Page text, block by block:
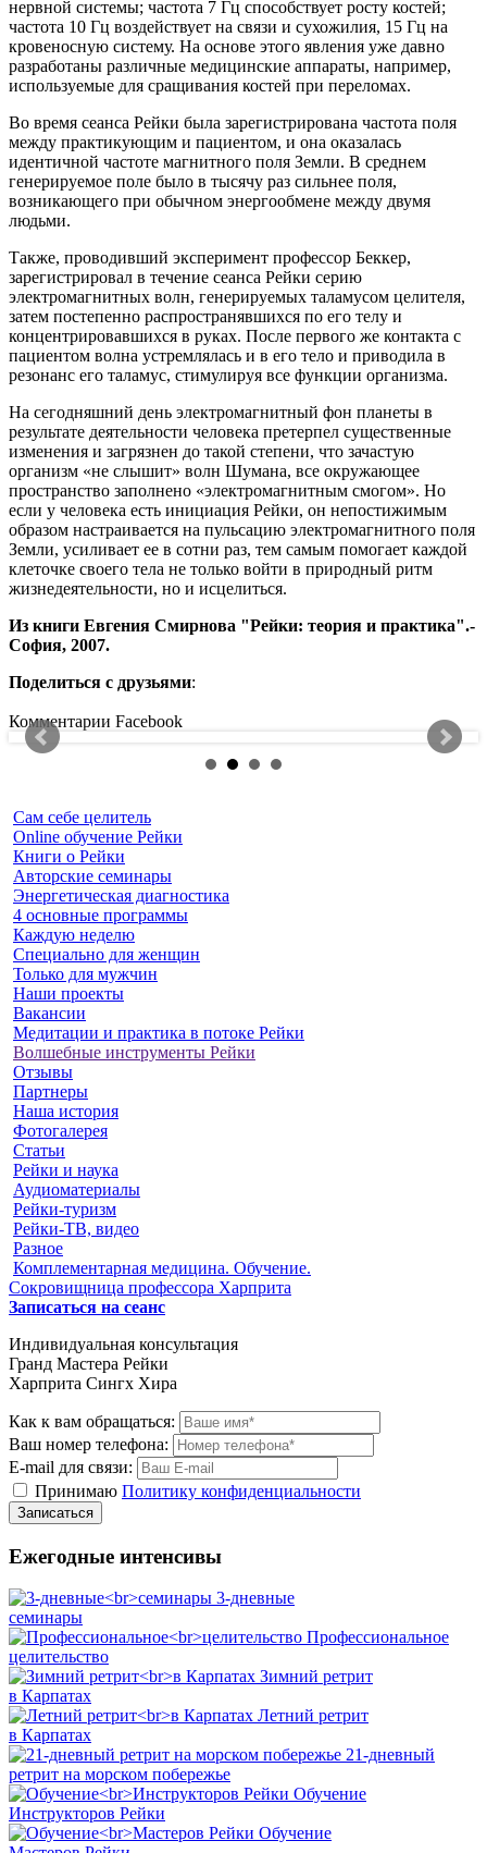
нервной системы; частота 7 Гц способствует росту костей;
частота 10 Гц воздействует на связи и сухожилия, 15 Гц на
кровеносную систему. На основе этого явления уже давно
разработаны различные медицинские аппараты, например,
используемые для сращивания костей при переломах.
Во время сеанса Рейки была зарегистрирована частота поля
между практикующим и пациентом, и она оказалась
идентичной частоте магнитного поля Земли. В среднем
генерируемое поле было в тысячу раз сильнее поля,
возникающего при обычном энергообмене между двумя
людьми.
Также, проводивший эксперимент профессор Беккер,
зарегистрировал в течение сеанса Рейки серию
электромагнитных волн, генерируемых таламусом целителя,
затем постепенно распространявшихся по его телу и
концентрировавшихся в руках. После первого же контакта с
пациентом волна устремлялась и в его тело и приводила в
резонанс его таламус, стимулируя все функции организма.
На сегодняшний день электромагнитный фон планеты в
результате деятельности человека претерпел существенные
изменения и загрязнен до такой степени, что зачастую
организм «не слышит» волн Шумана, все окружающее
пространство заполнено «электромагнитным смогом». Но
если у человека есть инициация Рейки, он непостижимым
образом настраивается на пульсацию электромагнитного поля
Земли, усиливает ее в сотни раз, тем самым помогает каждой
клеточке своего тела не только войти в природный ритм
жизнедеятельности, но и исцелиться.
Из книги Евгения Смирнова "Рейки: теория и практика".-
София, 2007.
Поделиться с друзьями:
Комментарии Facebook
Сам себе целитель
Online обучение Рейки
Книги о Рейки
Авторские семинары
Энергетическая диагностика
4 основные программы
Каждую неделю
Специально для женщин
Только для мужчин
Наши проекты
Вакансии
Медитации и практика в потоке Рейки
Волшебные инструменты Рейки
Отзывы
Партнеры
Наша история
Фотогалерея
Статьи
Рейки и наука
Аудиоматериалы
Рейки-туризм
Рейки-ТВ, видео
Разное
Комплементарная медицина. Обучение.
Сокровищница профессора Харприта
Записаться на сеанс
Индивидуальная консультация
Гранд Мастера Рейки
Харприта Сингх Хира
Как к вам обращаться:
Ваш номер телефона:
E-mail для связи:
Принимаю Политику конфиденциальности
Ежегодные интенсивы
3-дневные
семинары
Профессиональное
целительство
Зимний ретрит
в Карпатах
Летний ретрит
в Карпатах
21-дневный
ретрит на морском побережье
Обучение
Инструкторов Рейки
Обучение